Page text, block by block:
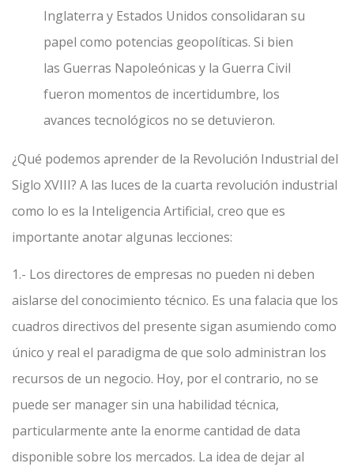
Inglaterra y Estados Unidos consolidaran su
papel como potencias geopolíticas. Si bien
las Guerras Napoleónicas y la Guerra Civil
fueron momentos de incertidumbre, los
avances tecnológicos no se detuvieron.
¿Qué podemos aprender de la Revolución Industrial del
Siglo XVIII? A las luces de la cuarta revolución industrial
como lo es la Inteligencia Artificial, creo que es
importante anotar algunas lecciones:
1.- Los directores de empresas no pueden ni deben
aislarse del conocimiento técnico. Es una falacia que los
cuadros directivos del presente sigan asumiendo como
único y real el paradigma de que solo administran los
recursos de un negocio. Hoy, por el contrario, no se
puede ser manager sin una habilidad técnica,
particularmente ante la enorme cantidad de data
disponible sobre los mercados. La idea de dejar al